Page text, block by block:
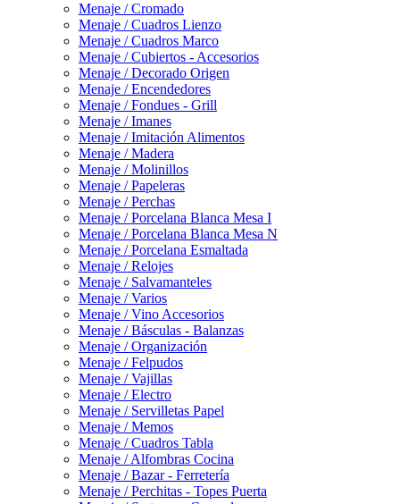
Menaje / Cromado
Menaje / Cuadros Lienzo
Menaje / Cuadros Marco
Menaje / Cubiertos - Accesorios
Menaje / Decorado Origen
Menaje / Encendedores
Menaje / Fondues - Grill
Menaje / Imanes
Menaje / Imitación Alimentos
Menaje / Madera
Menaje / Molinillos
Menaje / Papeleras
Menaje / Perchas
Menaje / Porcelana Blanca Mesa I
Menaje / Porcelana Blanca Mesa N
Menaje / Porcelana Esmaltada
Menaje / Relojes
Menaje / Salvamanteles
Menaje / Varios
Menaje / Vino Accesorios
Menaje / Básculas - Balanzas
Menaje / Organización
Menaje / Felpudos
Menaje / Vajillas
Menaje / Electro
Menaje / Servilletas Papel
Menaje / Memos
Menaje / Cuadros Tabla
Menaje / Alfombras Cocina
Menaje / Bazar - Ferretería
Menaje / Perchitas - Topes Puerta